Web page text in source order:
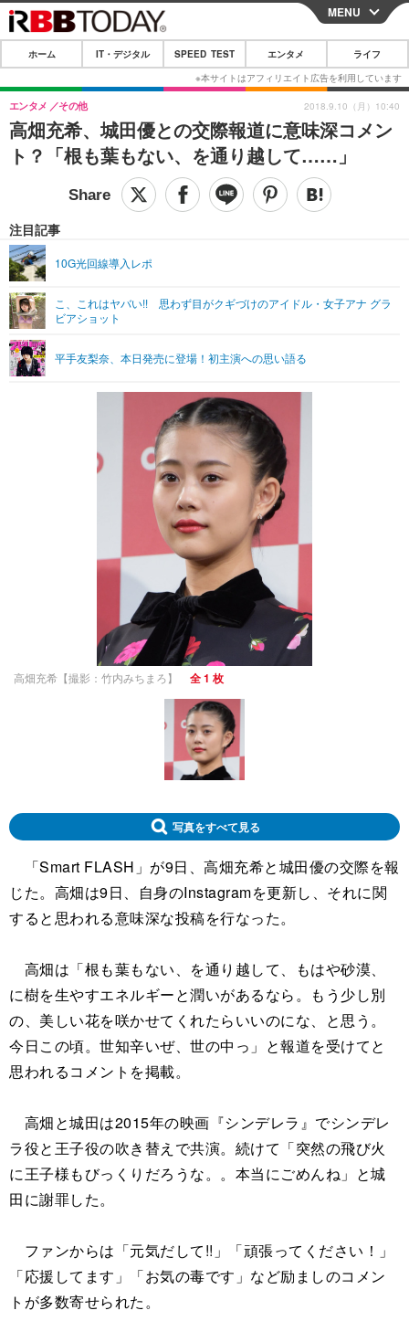
CLOSE
ホーム
IT・デジタル
IT・デジタルTOP スマートフォン
ショッピング その他
SPEED TEST
エンタメTOP 映画・ドラマ
グラビア
ショッピング その他
ライフTOP
その他
リリース一覧
プッシュ通知の停止方法
MENU
ホーム IT・デジタル SPEED TEST エンタメ ライフ
高畑充希、城田優との交際報道に意味深コメン
ト？「根も葉もない、を通り越して……」
エンタメ その他
注目記事
10G光回線導入レポ
こ、これはヤバい!! 思わず目がクギづけのアイドル・女子アナ グラ
ビアショット
平手友梨奈、本日発売に登場！初主演への思い語る
2018.9.10（月）10:40
高畑充希【撮影：竹内みちまろ】 全 1 枚
写真をすべて見る
「Smart FLASH」が9日、高畑充希と城田優の交際を報
じた。高畑は9日、自身のInstagramを更新し、それに関
すると思われる意味深な投稿を行なった。
高畑は「根も葉もない、を通り越して、もはや砂漠、
に樹を生やすエネルギーと潤いがあるなら。もう少し別
の、美しい花を咲かせてくれたらいいのにな、と思う。
今日この頃。世知辛いぜ、世の中っ」と報道を受けてと
思われるコメントを掲載。
高畑と城田は2015年の映画『シンデレラ』でシンデレ
ラ役と王子役の吹き替えで共演。続けて「突然の飛び火
に王子様もびっくりだろうな。。本当にごめんね」と城
田に謝罪した。
ファンからは「元気だして!!」「頑張ってください！」
「応援してます」「お気の毒です」など励ましのコメン
トが多数寄せられた。